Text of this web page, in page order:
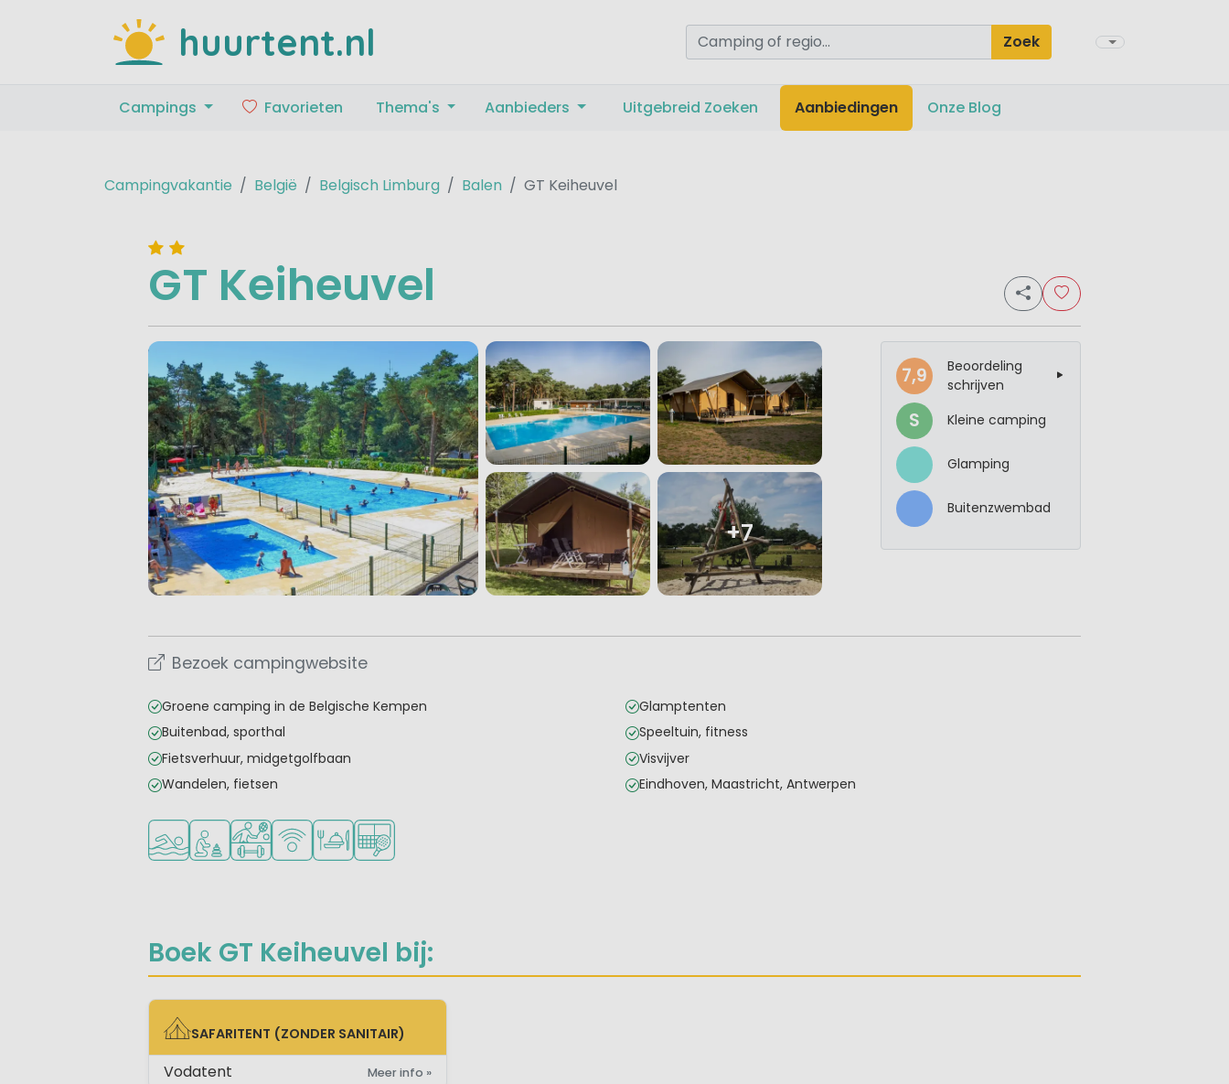
huurtent.nl Zoek
Campings Favorieten Thema's Aanbieders Uitgebreid Zoeken Aanbiedingen Onze Blog
Campingvakantie België Belgisch Limburg Balen GT Keiheuvel
GT Keiheuvel
+7
7,9
Beoordeling
schrijven
S Kleine camping
Glamping
Buitenzwembad
Bezoek campingwebsite
Groene camping in de Belgische Kempen
Buitenbad, sporthal
Fietsverhuur, midgetgolfbaan
Wandelen, fietsen
Glamptenten
Speeltuin, fitness
Visvijver
Eindhoven, Maastricht, Antwerpen
Openlucht zwembad
Aanbevolen voor jonge kinderen
Veel mogelijkheden om te sporten
WiFi beschikbaar
Restaurant of pizzeria
Padelbaan
Boek GT Keiheuvel bij:
SAFARITENT (ZONDER SANITAIR)
SAFARITENT (ZONDER SANITAIR)
Vodatent Meer info »